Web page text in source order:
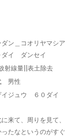
ン＿コオリヤマシア
ダイ ダンセイ
射線量||表土除去
男性
イジュウ ６０ダイ
来て、周りを見て、
たなというのがすぐ